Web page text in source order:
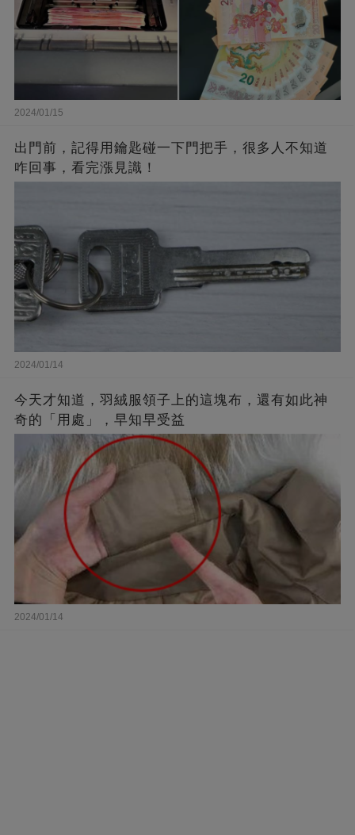
2024/01/15
出門前，記得用鑰匙碰一下門把手，很多人不知道
咋回事，看完漲見識！
2024/01/14
今天才知道，羽絨服領子上的這塊布，還有如此神
奇的「用處」，早知早受益
2024/01/14